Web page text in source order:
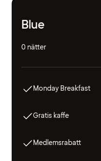
Blue
0 nätter
Monday Breakfast
Gratis kaffe
Medlemsrabatt